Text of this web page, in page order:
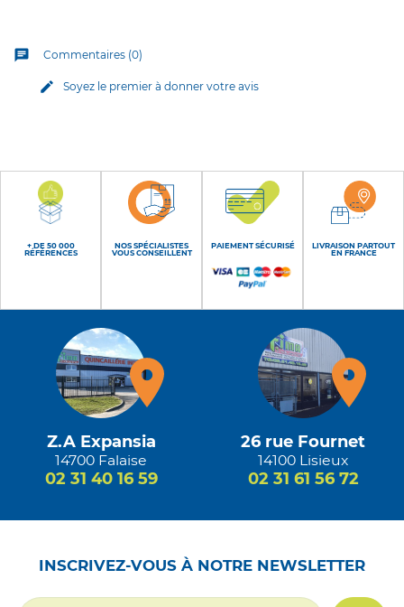
chat Commentaires (0)
edit Soyez le premier à donner votre avis
+ DE 50 000
RÉFÉRENCES
NOS SPÉCIALISTES
VOUS CONSEILLENT
PAIEMENT SÉCURISÉ
LIVRAISON PARTOUT
EN FRANCE
Z.A Expansia
14700 Falaise
02 31 40 16 59
26 rue Fournet
14100 Lisieux
02 31 61 56 72
INSCRIVEZ-VOUS À NOTRE NEWSLETTER